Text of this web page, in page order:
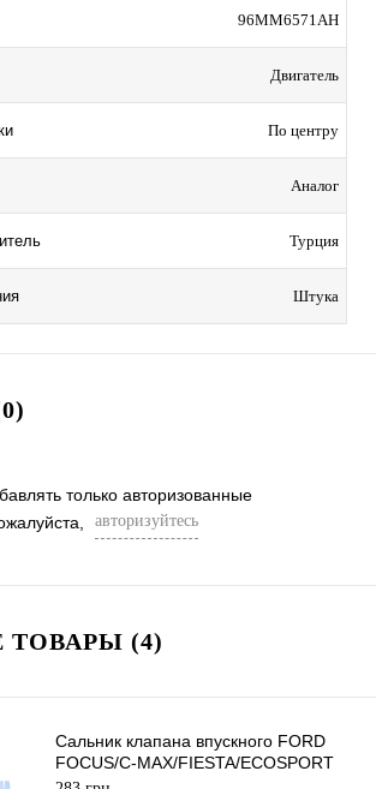
96MM6571AH
Двигатель
По центру
Аналог
Турция
Штука
только авторизованные
авторизуйтесь
(4)
Сальник клапана впускного FORD
FOCUS/C-MAX/FIESTA/ECOSPORT
1995-2019 (1.25/1.4/1.6) ORIGINAL